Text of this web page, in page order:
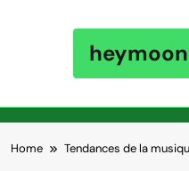
Home Tendances de la